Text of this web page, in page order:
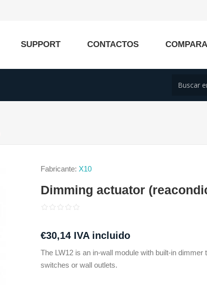
SUPPORT CONTACTOS
Fabricante: X10
Dimming actuator
€30,14 IVA incluido
The LW12 is an in-wall module with built-in
switches or wall outlets.